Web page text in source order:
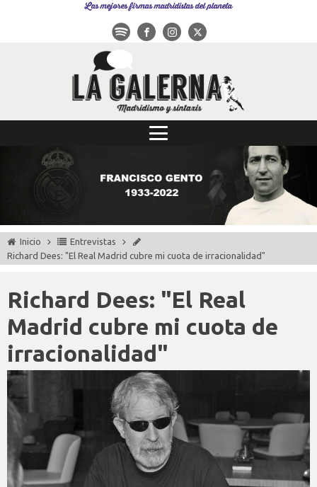
Las mejores firmas madridistas del planeta
Inicio
Entrevistas
Richard Dees: "El Real Madrid cubre mi cuota de irracionalidad"
Richard Dees: "El Real
Madrid cubre mi cuota de
irracionalidad"